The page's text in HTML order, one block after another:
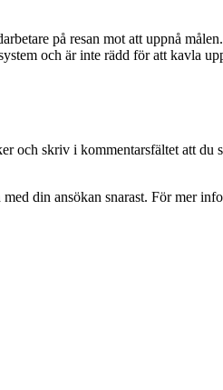
på resan mot att uppnå
och är inte rädd för att kavla
och skriv i kommentarsfältet att
din ansökan snarast. För mer